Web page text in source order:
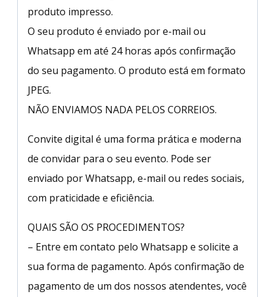
produto impresso.
O seu produto é enviado por e-mail ou
Whatsapp em até 24 horas após confirmação
do seu pagamento. O produto está em formato
JPEG.
NÃO ENVIAMOS NADA PELOS CORREIOS.
Convite digital é uma forma prática e moderna
de convidar para o seu evento. Pode ser
enviado por Whatsapp, e-mail ou redes sociais,
com praticidade e eficiência.
QUAIS SÃO OS PROCEDIMENTOS?
– Entre em contato pelo Whatsapp e solicite a
sua forma de pagamento. Após confirmação de
pagamento de um dos nossos atendentes, você